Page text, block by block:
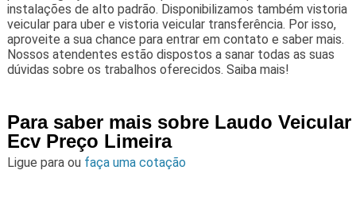
instalações de alto padrão. Disponibilizamos também vistoria
veicular para uber e vistoria veicular transferência. Por isso,
aproveite a sua chance para entrar em contato e saber mais.
Nossos atendentes estão dispostos a sanar todas as suas
dúvidas sobre os trabalhos oferecidos. Saiba mais!
Para saber mais sobre Laudo Veicular
Ecv Preço Limeira
Ligue para ou faça uma cotação